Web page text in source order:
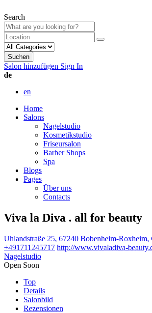
Search
Suchen
Salon hinzufügen Sign In
de
en
Home
Salons
Nagelstudio
Kosmetikstudio
Friseursalon
Barber Shops
Spa
Blogs
Pages
Über uns
Contacts
Viva la Diva . all for beauty
Uhlandstraße 25, 67240 Bobenheim-Roxheim,
+491711245717 http://www.vivaladiva-
Nagelstudio
Open Soon
Top
Details
Salonbild
Rezensionen